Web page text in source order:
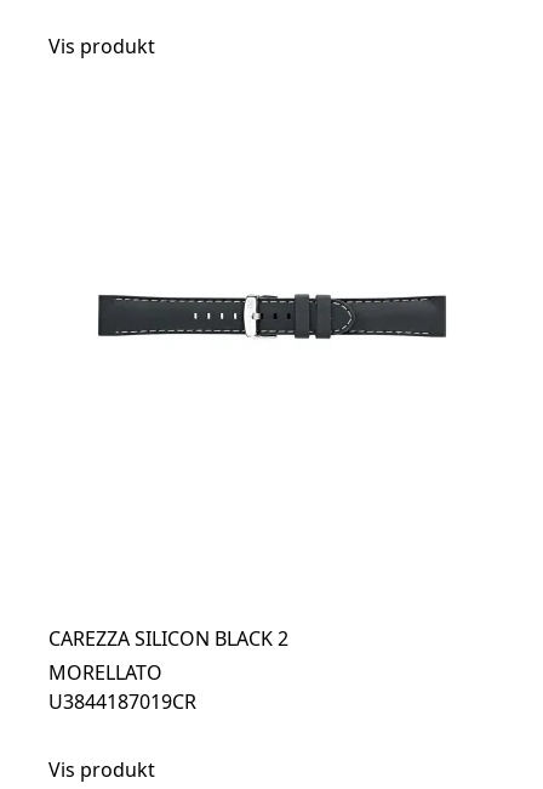
Vis produkt
CAREZZA SILICON BLACK 2
MORELLATO
U3844187019CR
Vis produkt